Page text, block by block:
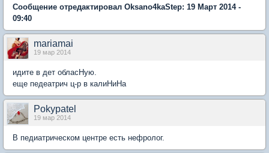
Сообщение отредактировал Oksano4kaStep: 19 Март 2014 -
09:40
mariamai
19 мар 2014
идитe в дeт обласHую.
eщe пeдeатрич ц-р в калиHиHа
Pokypatel
19 мар 2014
В педиатрическом центре есть нефролог.